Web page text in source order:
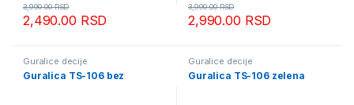
2,490.00 RSD
3,990.00RSD
2,990.00 RSD
3,990.00RSD
Guralice decije
Guralica TS-106 bez
Guralice decije
Guralica TS-106 zelena